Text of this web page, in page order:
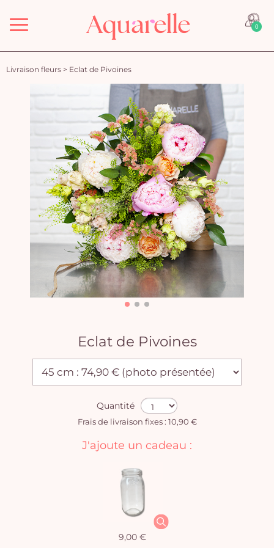
Menu 0
Livraison fleurs > Eclat de Pivoines
Eclat de Pivoines
Quantité
Frais de livraison fixes : 10,90 €
J'ajoute un cadeau :
9,00 €